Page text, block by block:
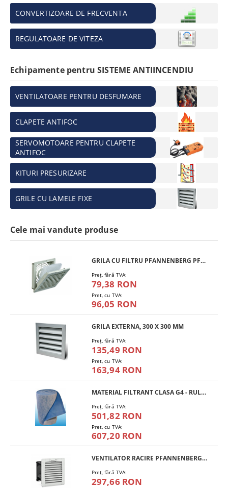
CONVERTIZOARE DE FRECVENTA
REGULATOARE DE VITEZA
Echipamente pentru SISTEME ANTIINCENDIU
VENTILATOARE PENTRU DESFUMARE
CLAPETE ANTIFOC
SERVOMOTOARE PENTRU CLAPETE
ANTIFOC
KITURI PRESURIZARE
GRILE CU LAMELE FIXE
Cele mai vandute produse
GRILA CU FILTRU PFANNENBERG PFA 10.000
Preţ, fără TVA:
79,38 RON
Pret, cu TVA:
96,05 RON
GRILA EXTERNA, 300 X 300 MM
Preţ, fără TVA:
135,49 RON
Pret, cu TVA:
163,94 RON
MATERIAL FILTRANT CLASA G4 - RULOU
Preţ, fără TVA:
501,82 RON
Pret, cu TVA:
607,20 RON
VENTILATOR RACIRE PFANNENBERG PF 11.000
Preţ, fără TVA:
297,66 RON